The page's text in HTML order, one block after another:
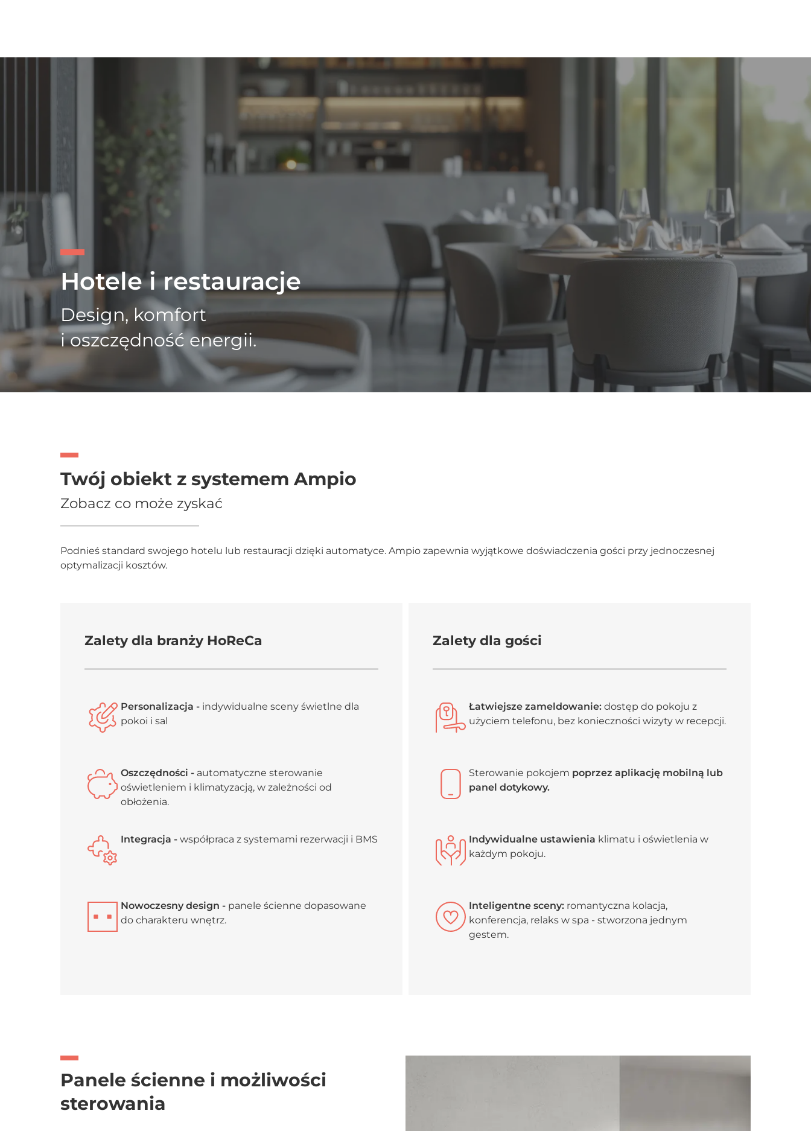
Hotele i restauracje
Design, komfort
i oszczędność energii.
Twój obiekt z systemem Ampio
Zobacz co może zyskać
Podnieś standard swojego hotelu lub restauracji dzięki automatyce. Ampio zapewnia wyjątkowe doświadczenia gości przy jednoczesnej
optymalizacji kosztów.
Zalety dla branży HoReCa
Personalizacja - indywidualne sceny świetlne dla
pokoi i sal
Oszczędności - automatyczne sterowanie
oświetleniem i klimatyzacją, w zależności od
obłożenia.
Integracja - współpraca z systemami rezerwacji i BMS
Nowoczesny design - panele ścienne dopasowane
do charakteru wnętrz.
Zalety dla gości
Łatwiejsze zameldowanie: dostęp do pokoju z
użyciem telefonu, bez konieczności wizyty w recepcji.
Sterowanie pokojem poprzez aplikację mobilną lub
panel dotykowy.
Indywidualne ustawienia klimatu i oświetlenia w
każdym pokoju.
Inteligentne sceny: romantyczna kolacja,
konferencja, relaks w spa - stworzona jednym
gestem.
Panele ścienne i możliwości
sterowania